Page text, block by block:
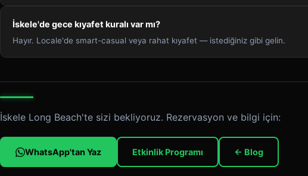
İskele'de gece kıyafet kuralı var mı?
Hayır. Locale'de smart-casual veya rahat kıyafet — istediğiniz gibi gelin.
İskele Long Beach'te sizi bekliyoruz. Rezervasyon ve bilgi için:
WhatsApp'tan Yaz Etkinlik Programı ← Blog